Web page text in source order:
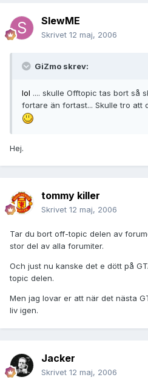
SlewME
Skrivet 12 maj, 2006
GiZmo skrev:
lol .... skulle Offtopic tas bort så
fortare än fortast... Skulle tro att
Hej.
tommy killer
Skrivet 12 maj, 2006
Tar du bort off-topic delen av
stor del av alla forumiter.
Och just nu kanske det e dött på
topic delen.
Men jag lovar er att när det nästa
liv igen.
Jacker
Skrivet 12 maj, 2006